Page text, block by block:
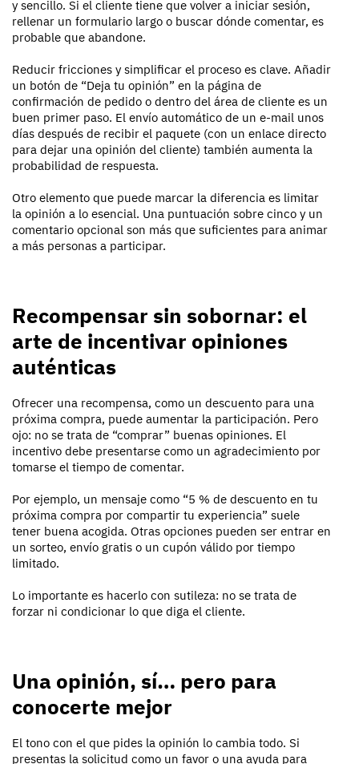
y sencillo. Si el cliente tiene que volver a iniciar sesión,
rellenar un formulario largo o buscar dónde comentar, es
probable que abandone.
Reducir fricciones y simplificar el proceso es clave. Añadir
un botón de “Deja tu opinión” en la página de
confirmación de pedido o dentro del área de cliente es un
buen primer paso. El envío automático de un e-mail unos
días después de recibir el paquete (con un enlace directo
para dejar una opinión del cliente) también aumenta la
probabilidad de respuesta.
Otro elemento que puede marcar la diferencia es limitar
la opinión a lo esencial. Una puntuación sobre cinco y un
comentario opcional son más que suficientes para animar
a más personas a participar.
Recompensar sin sobornar: el
arte de incentivar opiniones
auténticas
Ofrecer una recompensa, como un descuento para una
próxima compra, puede aumentar la participación. Pero
ojo: no se trata de “comprar” buenas opiniones. El
incentivo debe presentarse como un agradecimiento por
tomarse el tiempo de comentar.
Por ejemplo, un mensaje como “5 % de descuento en tu
próxima compra por compartir tu experiencia” suele
tener buena acogida. Otras opciones pueden ser entrar en
un sorteo, envío gratis o un cupón válido por tiempo
limitado.
Lo importante es hacerlo con sutileza: no se trata de
forzar ni condicionar lo que diga el cliente.
Una opinión, sí… pero para
conocerte mejor
El tono con el que pides la opinión lo cambia todo. Si
presentas la solicitud como un favor o una ayuda para